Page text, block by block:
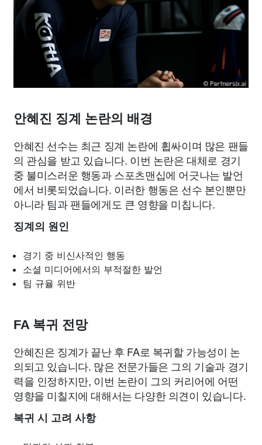
안혜진 징계 논란의 배경
안혜진 선수는 최근 징계 논란에 휩싸이며 많은 팬들
의 관심을 받고 있습니다. 이번 논란은 대체로 경기
중 불미스러운 행동과 스포츠맨십에 어긋나는 발언
에서 비롯되었습니다. 이러한 행동은 선수 본인뿐만
아니라 팀과 팬들에게도 큰 영향을 미칩니다.
징계의 원인
경기 중 비신사적인 행동
소셜 미디어에서의 부적절한 발언
팀 규율 위반
FA 복귀 전망
안혜진은 징계가 끝난 후 FA로 복귀할 가능성이 논
의되고 있습니다. 많은 전문가들은 그의 기술과 경기
력을 인정하지만, 이번 논란이 그의 커리어에 어떤
영향을 미칠지에 대해서는 다양한 의견이 있습니다.
복귀 시 고려 사항